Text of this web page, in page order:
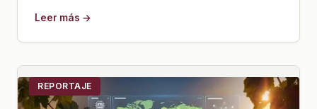
Leer más →
REPORTAJE